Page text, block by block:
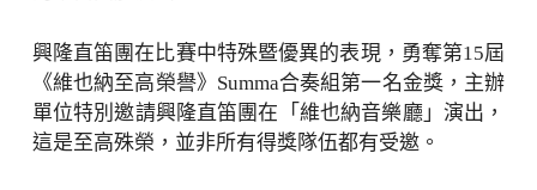
興隆直笛團在比賽中特殊暨優異的表現，勇奪第15屆
《維也納至高榮譽》Summa合奏組第一名金獎，主辦
單位特別邀請興隆直笛團在「維也納音樂廳」演出，
這是至高殊榮，並非所有得獎隊伍都有受邀。